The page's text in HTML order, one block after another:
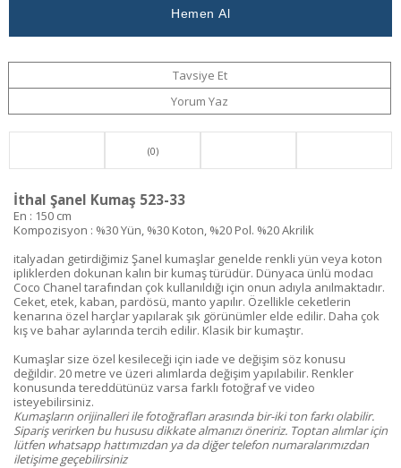
Tavsiye Et
Yorum Yaz
(0)
İthal Şanel Kumaş 523-33
En : 150 cm
Kompozisyon : %30 Yün, %30 Koton, %20 Pol. %20 Akrilik
italyadan getirdiğimiz Şanel kumaşlar genelde renkli yün veya koton
ipliklerden dokunan kalın bir kumaş türüdür. Dünyaca ünlü modacı
Coco Chanel tarafından çok kullanıldığı için onun adıyla anılmaktadır.
Ceket, etek, kaban, pardösü, manto yapılır. Özellikle ceketlerin
kenarına özel harçlar yapılarak şık görünümler elde edilir. Daha çok
kış ve bahar aylarında tercih edilir. Klasik bir kumaştır.
Kumaşlar size özel kesileceği için iade ve değişim söz konusu
değildir. 20 metre ve üzeri alımlarda değişim yapılabilir. Renkler
konusunda tereddütünüz varsa farklı fotoğraf ve video
isteyebilirsiniz.
Kumaşların orijinalleri ile fotoğrafları arasında bir-iki ton farkı olabilir.
Sipariş verirken bu hususu dikkate almanızı öneririz. Toptan alımlar için
lütfen whatsapp hattımızdan ya da diğer telefon numaralarımızdan
iletişime geçebilirsiniz